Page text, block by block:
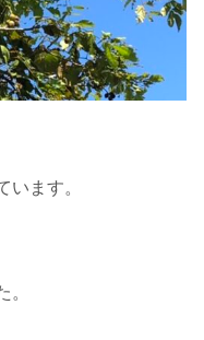
います。
。